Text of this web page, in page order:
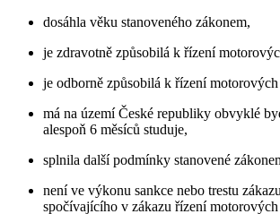
dosáhla věku stanoveného zákonem,
je zdravotně způsobilá k řízení
je odborně způsobilá k řízení
má na území České republiky obvyklé
alespoň 6 měsíců studuje,
splnila další podmínky stanovené
není ve výkonu sankce nebo trestu
spočívajícího v zákazu řízení